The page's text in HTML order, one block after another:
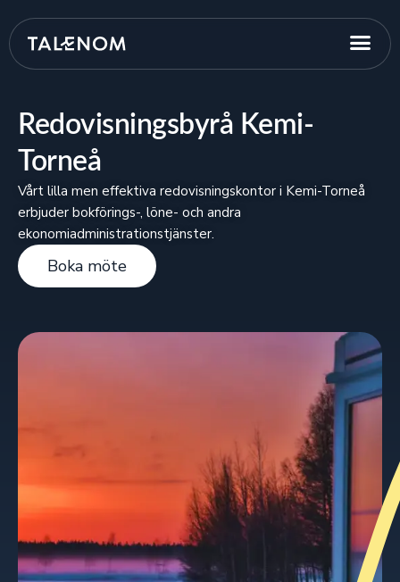
Redovisningsbyrå Kemi-
Torneå
Vårt lilla men effektiva redovisningskontor i Kemi-Torneå
erbjuder bokförings-, löne- och andra
ekonomiadministrationstjänster.
Boka möte